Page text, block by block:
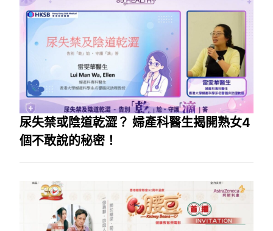
尿失禁或陰道乾澀？ 婦產科醫生揭開熟女4
個不敢說的秘密！